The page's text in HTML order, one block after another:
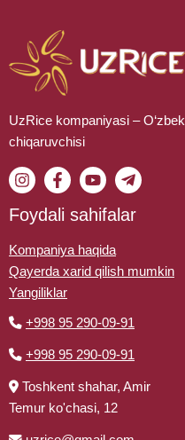
UzRice kompaniyasi –
chiqaruvchisi
Foydali sahifalar
Kompaniya haqida
Qayerda xarid qilish mumkin
Yangiliklar
+998 95 290-09-91
+998 95 290-09-91
Toshkent shahar, Amir
Temur ko'chasi, 12